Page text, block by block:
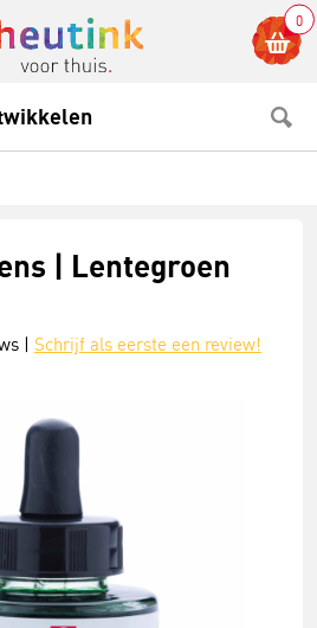
0
| Lentegroen
| Schrijf als eerste een review!